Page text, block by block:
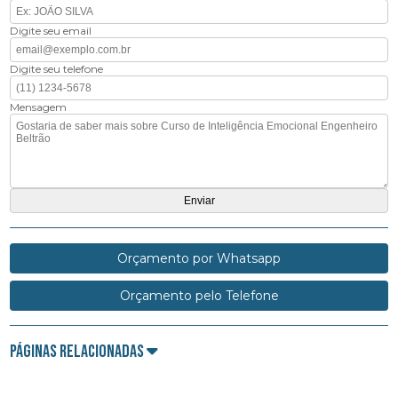
Digite seu email
Digite seu telefone
Mensagem
Orçamento por Whatsapp
Orçamento pelo Telefone
Páginas Relacionadas